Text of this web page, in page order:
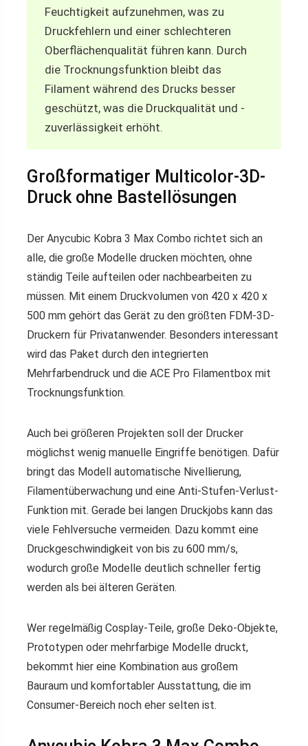
Feuchtigkeit aufzunehmen, was zu
Druckfehlern und einer schlechteren
Oberflächenqualität führen kann. Durch
die Trocknungsfunktion bleibt das
Filament während des Drucks besser
geschützt, was die Druckqualität und -
zuverlässigkeit erhöht.
Großformatiger Multicolor-3D-
Druck ohne Bastellösungen
Der Anycubic Kobra 3 Max Combo richtet sich an
alle, die große Modelle drucken möchten, ohne
ständig Teile aufteilen oder nachbearbeiten zu
müssen. Mit einem Druckvolumen von 420 x 420 x
500 mm gehört das Gerät zu den größten FDM-3D-
Druckern für Privatanwender. Besonders interessant
wird das Paket durch den integrierten
Mehrfarbendruck und die ACE Pro Filamentbox mit
Trocknungsfunktion.
Auch bei größeren Projekten soll der Drucker
möglichst wenig manuelle Eingriffe benötigen. Dafür
bringt das Modell automatische Nivellierung,
Filamentüberwachung und eine Anti-Stufen-Verlust-
Funktion mit. Gerade bei langen Druckjobs kann das
viele Fehlversuche vermeiden. Dazu kommt eine
Druckgeschwindigkeit von bis zu 600 mm/s,
wodurch große Modelle deutlich schneller fertig
werden als bei älteren Geräten.
Wer regelmäßig Cosplay-Teile, große Deko-Objekte,
Prototypen oder mehrfarbige Modelle druckt,
bekommt hier eine Kombination aus großem
Bauraum und komfortabler Ausstattung, die im
Consumer-Bereich noch eher selten ist.